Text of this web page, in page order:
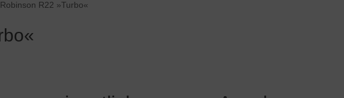
Robinson R22 »Turbo«